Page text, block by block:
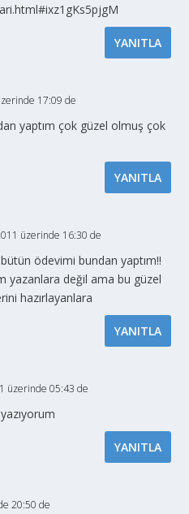
YANITLA
17:09 de
yaptım çok güzel olmuş çok
YANITLA
üzerinde 16:30 de
ödevimi bundan yaptım!!
yazanlara değil ama bu güzel
hazırlayanlara
YANITLA
üzerinde 05:43 de
YANITLA
20:50 de